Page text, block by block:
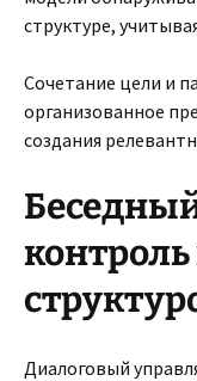
структуре,
Сочетание цели и
организованное
создания
Диалоговый